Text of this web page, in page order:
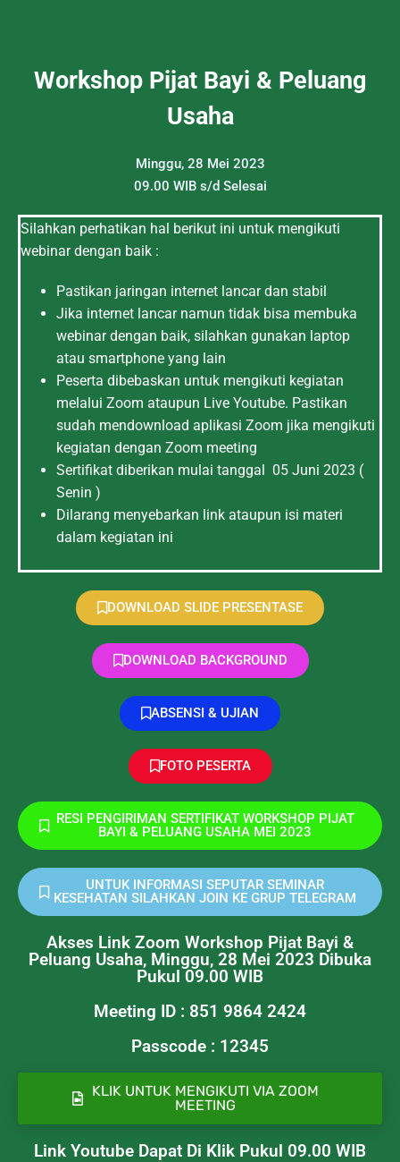
Workshop Pijat Bayi & Peluang
Usaha
Minggu, 28 Mei 2023
09.00 WIB s/d Selesai
Silahkan perhatikan hal berikut ini untuk mengikuti
webinar dengan baik :
Pastikan jaringan internet lancar dan stabil
Jika internet lancar namun tidak bisa membuka
webinar dengan baik, silahkan gunakan laptop
atau smartphone yang lain
Peserta dibebaskan untuk mengikuti kegiatan
melalui Zoom ataupun Live Youtube. Pastikan
sudah mendownload aplikasi Zoom jika mengikuti
kegiatan dengan Zoom meeting
Sertifikat diberikan mulai tanggal 05 Juni 2023 (
Senin )
Dilarang menyebarkan link ataupun isi materi
dalam kegiatan ini
DOWNLOAD SLIDE PRESENTASE
DOWNLOAD BACKGROUND
ABSENSI & UJIAN
FOTO PESERTA
RESI PENGIRIMAN SERTIFIKAT WORKSHOP PIJAT
BAYI & PELUANG USAHA MEI 2023
UNTUK INFORMASI SEPUTAR SEMINAR
KESEHATAN SILAHKAN JOIN KE GRUP TELEGRAM
Akses Link Zoom Workshop Pijat Bayi &
Peluang Usaha, Minggu, 28 Mei 2023 Dibuka
Pukul 09.00 WIB
Meeting ID : 851 9864 2424
Passcode : 12345
KLIK UNTUK MENGIKUTI VIA ZOOM
MEETING
Link Youtube Dapat Di Klik Pukul 09.00 WIB